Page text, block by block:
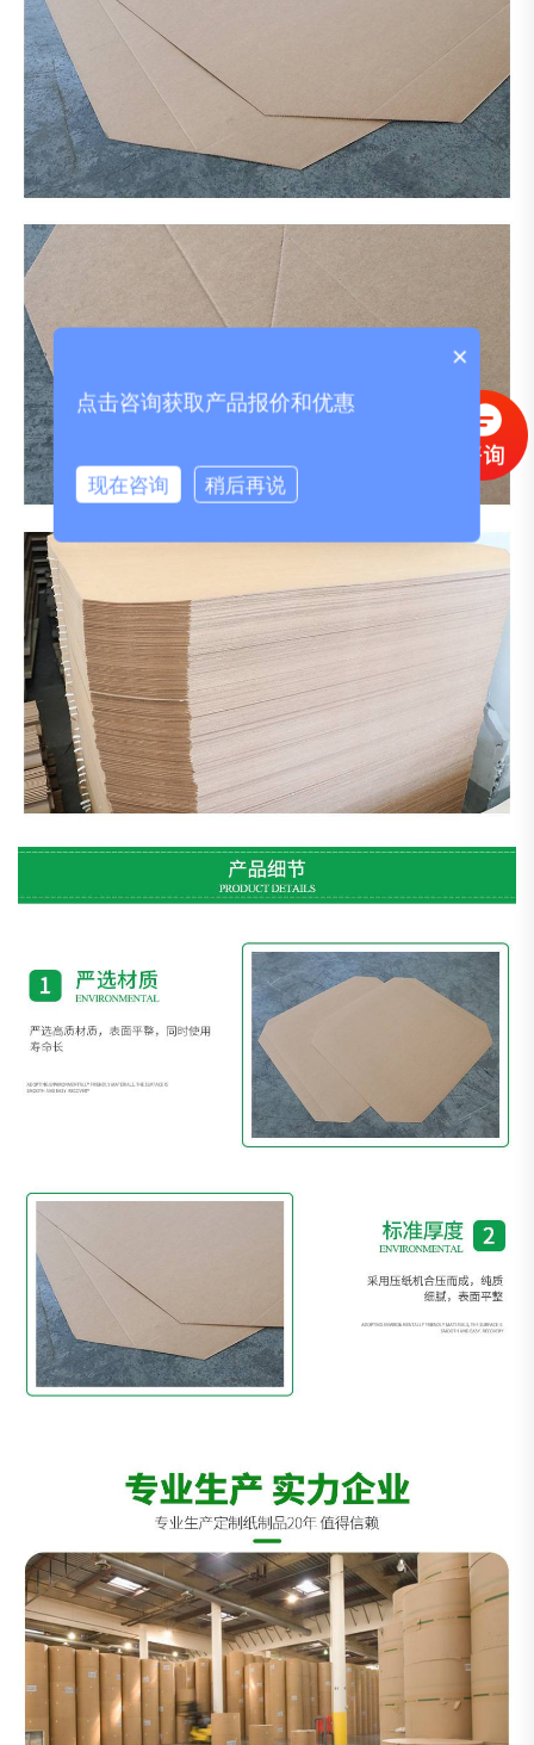
×
点击咨询获取产品报价和优惠
现在咨询 稍后再说